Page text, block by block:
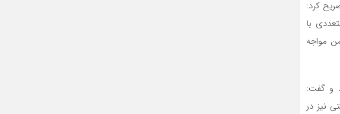
کرد:
با
مواجه
و گفت:
نیز در